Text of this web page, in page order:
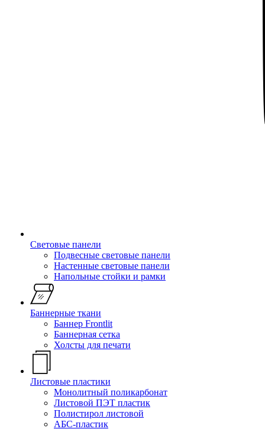
Световые панели
Подвесные световые панели
Настенные световые панели
Напольные стойки и рамки
Баннерные ткани
Баннер Frontlit
Баннерная сетка
Холсты для печати
Листовые пластики
Монолитный поликарбонат
Листовой ПЭТ пластик
Полистирол листовой
АБС-пластик